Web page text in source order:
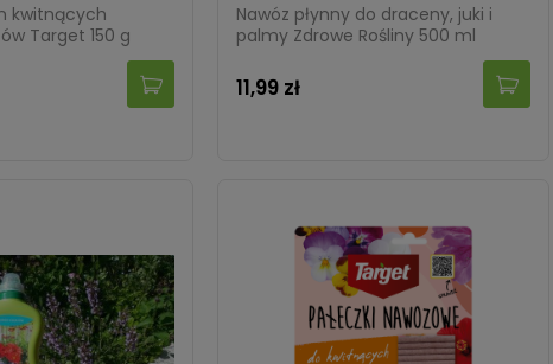
kwitnących
Target 150 g
Nawóz płynny do draceny, juki i
palmy Zdrowe Rośliny 500 ml
11,99 zł